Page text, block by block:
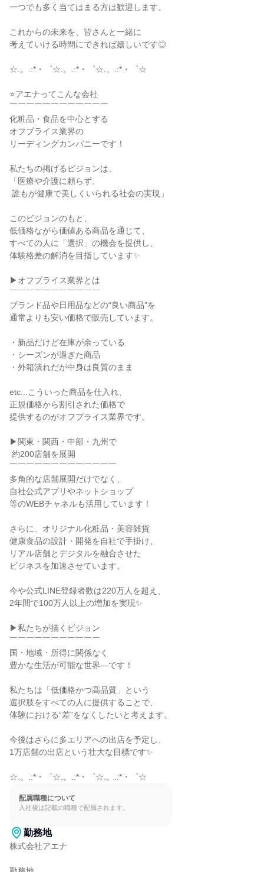
一つでも多く当てはまる方は歓迎します。
これからの未来を、皆さんと一緒に
考えていける時間にできれば嬉しいです◎
☆.。.:*・゜☆.。.:*・゜☆.。.:*・゜☆
⭐アエナってこんな会社
￣￣￣￣￣￣￣￣￣￣￣￣
化粧品・食品を中心とする
オフプライス業界の
リーディングカンパニーです！
私たちの掲げるビジョンは、
「医療や介護に頼らず、
このビジョンのもと、
低価格ながら価値ある商品を通じて、
すべての人に「選択」の機会を提供し、
体験格差の解消を目指しています✨
▶オフプライス業界とは
￣￣￣￣￣￣￣￣￣￣￣
ブランド品や日用品などの“良い商品”を
通常よりも安い価格で販売しています。
・新品だけど在庫が余っている
・シーズンが過ぎた商品
・外箱潰れだが中身は良質のまま
etc...こういった商品を仕入れ、
正規価格から割引された価格で
提供するのがオフプライス業界です。
▶関東・関西・中部・九州で
￣￣￣￣￣￣￣￣￣￣￣￣￣
多角的な店舗展開だけでなく、
自社公式アプリやネットショップ
等のWEBチャネルも活用しています！
さらに、オリジナル化粧品・美容雑貨
健康食品の設計・開発を自社で手掛け、
リアル店舗とデジタルを融合させた
ビジネスを加速させています。
今や公式LINE登録者数は220万人を超え、
2年間で100万人以上の増加を実現✨
▶私たちが描くビジョン
￣￣￣￣￣￣￣￣￣￣￣
国・地域・所得に関係なく
豊かな生活が可能な世界―です！
私たちは「低価格かつ高品質」という
選択肢をすべての人に提供することで、
体験における“差”をなくしたいと考えます。
今後はさらに多エリアへの出店を予定し、
1万店舗の出店という壮大な目標です✨
☆.。.:*・゜☆.。.:*・゜☆.。.:*・゜☆
配属職種について
入社後は記載の職種で配属されます。
勤務地
株式会社アエナ